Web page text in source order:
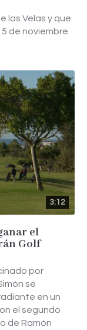
las Velas y que
de noviembre.
3:12
el
Golf
por
se
en un
el segundo
de Ramón